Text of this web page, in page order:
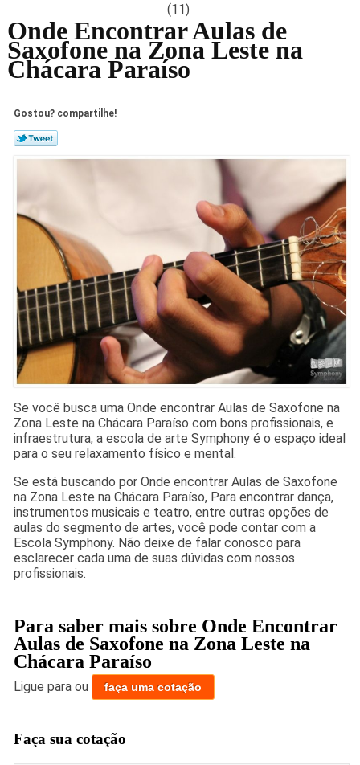
(11)
Onde Encontrar Aulas de
Saxofone na Zona Leste na
Chácara Paraíso
Gostou? compartilhe!
Se você busca uma Onde encontrar Aulas de Saxofone na
Zona Leste na Chácara Paraíso com bons profissionais, e
infraestrutura, a escola de arte Symphony é o espaço ideal
para o seu relaxamento físico e mental.
Se está buscando por Onde encontrar Aulas de Saxofone
na Zona Leste na Chácara Paraíso, Para encontrar dança,
instrumentos musicais e teatro, entre outras opções de
aulas do segmento de artes, você pode contar com a
Escola Symphony. Não deixe de falar conosco para
esclarecer cada uma de suas dúvidas com nossos
profissionais.
Para saber mais sobre Onde Encontrar
Aulas de Saxofone na Zona Leste na
Chácara Paraíso
Ligue paraou faça uma cotação
Faça sua cotação